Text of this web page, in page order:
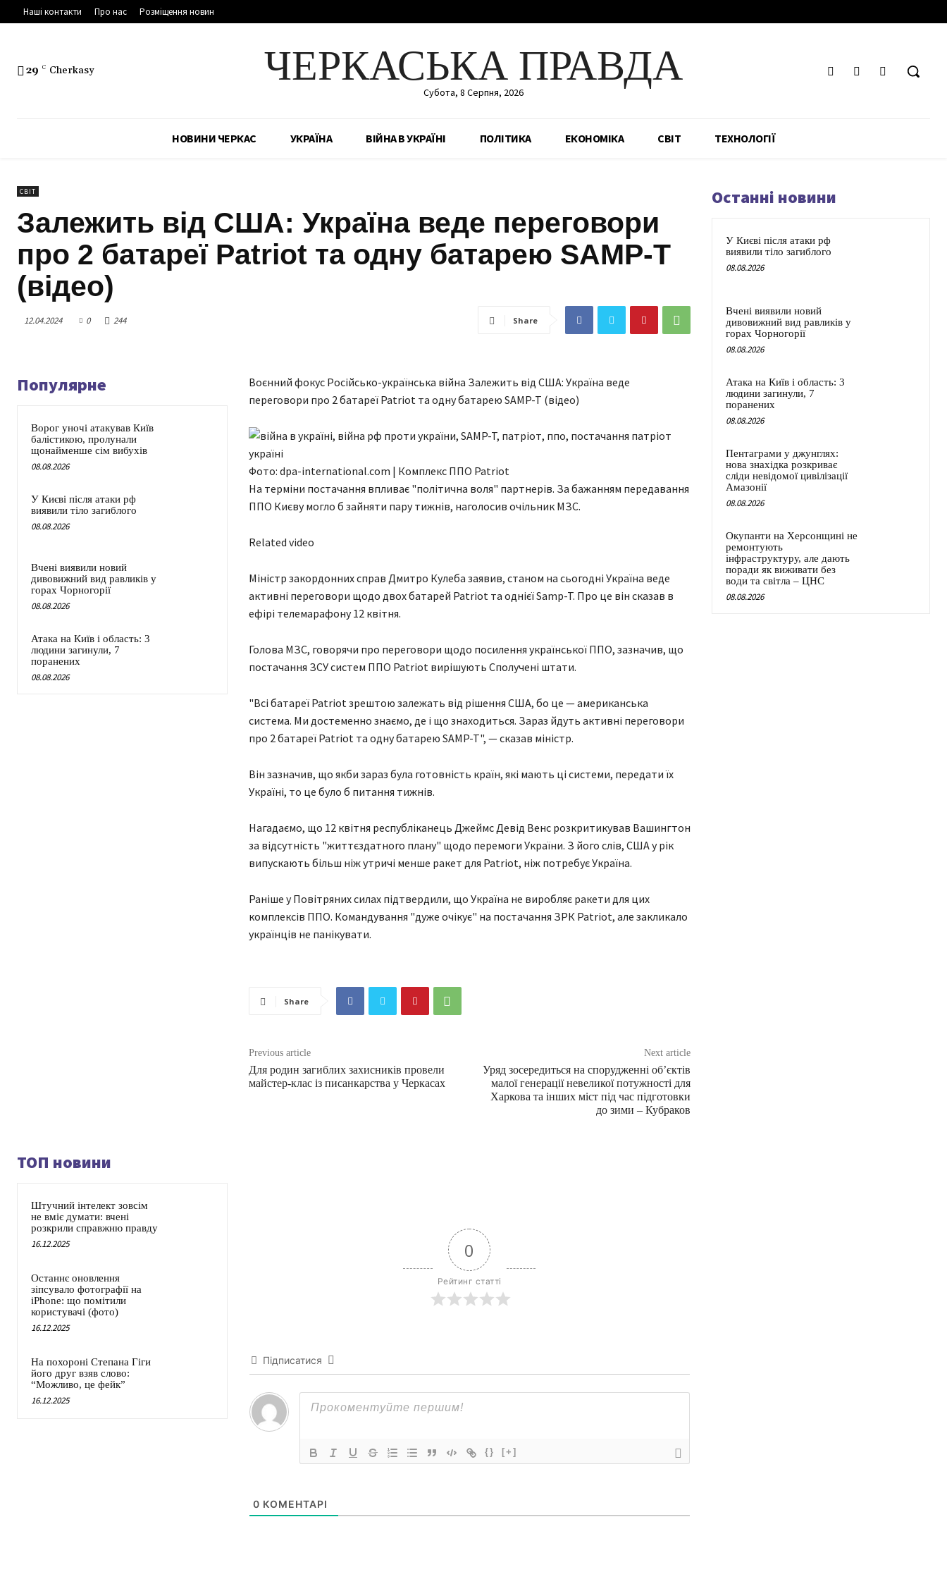
Наші контакти Про нас Розміщення новин
29 C Cherkasy ЧЕРКАСЬКА ПРАВДА
Субота, 8 Серпня, 2026
НОВИНИ ЧЕРКАС УКРАЇНА ВІЙНА В УКРАЇНІ ПОЛІТИКА ЕКОНОМІКА СВІТ ТЕХНОЛОГІЇ
СВІТ
Залежить від США: Україна веде переговори
про 2 батареї Patriot та одну батарею SAMP-T
(відео)
12.04.2024 0 244 Share
Популярне
Ворог уночі атакував Київ
балістикою, пролунали
щонайменше сім вибухів
08.08.2026
У Києві після атаки рф
виявили тіло загиблого
08.08.2026
Вчені виявили новий
дивовижний вид равликів у
горах Чорногорії
08.08.2026
Атака на Київ і область: 3
людини загинули, 7
поранених
08.08.2026
Воєнний фокус Російсько-українська війна Залежить від США: Україна веде
переговори про 2 батареї Patriot та одну батарею SAMP-T (відео)
Фото: dpa-international.com | Комплекс ППО Patriot
На терміни постачання впливає "політична воля" партнерів. За бажанням передавання
ППО Києву могло б зайняти пару тижнів, наголосив очільник МЗС.
Related video
Міністр закордонних справ Дмитро Кулеба заявив, станом на сьогодні Україна веде
активні переговори щодо двох батарей Patriot та однієї Samp-T. Про це він сказав в
ефірі телемарафону 12 квітня.
Голова МЗС, говорячи про переговори щодо посилення української ППО, зазначив, що
постачання ЗСУ систем ППО Patriot вирішують Сполучені штати.
"Всі батареї Patriot зрештою залежать від рішення США, бо це — американська
система. Ми достеменно знаємо, де і що знаходиться. Зараз йдуть активні переговори
про 2 батареї Patriot та одну батарею SAMP-T", — сказав міністр.
Він зазначив, що якби зараз була готовність країн, які мають ці системи, передати їх
Україні, то це було б питання тижнів.
Нагадаємо, що 12 квітня республіканець Джеймс Девід Венс розкритикував Вашингтон
за відсутність "життєздатного плану" щодо перемоги України. З його слів, США у рік
випускають більш ніж утричі менше ракет для Patriot, ніж потребує Україна.
Раніше у Повітряних силах підтвердили, що Україна не виробляє ракети для цих
комплексів ППО. Командування "дуже очікує" на постачання ЗРК Patriot, але закликало
українців не панікувати.
Share
Previous article
Для родин загиблих захисників провели
майстер-клас із писанкарства у Черкасах
Next article
Уряд зосередиться на спорудженні об’єктів
малої генерації невеликої потужності для
Харкова та інших міст під час підготовки
до зими – Кубраков
ТОП новини
Штучний інтелект зовсім
не вміє думати: вчені
розкрили справжню правду
16.12.2025
Останнє оновлення
зіпсувало фотографії на
iPhone: що помітили
користувачі (фото)
16.12.2025
На похороні Степана Гіги
його друг взяв слово:
“Можливо, це фейк”
16.12.2025
0
Рейтинг статті
Підписатися
{} [+]
0 КОМЕНТАРІ
Останні новини
У Києві після атаки рф
виявили тіло загиблого
08.08.2026
Вчені виявили новий
дивовижний вид равликів у
горах Чорногорії
08.08.2026
Атака на Київ і область: 3
людини загинули, 7
поранених
08.08.2026
Пентаграми у джунглях:
нова знахідка розкриває
сліди невідомої цивілізації
Амазонії
08.08.2026
Окупанти на Херсонщині не
ремонтують
інфраструктуру, але дають
поради як виживати без
води та світла – ЦНС
08.08.2026